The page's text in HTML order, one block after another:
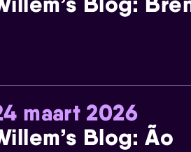
maart 2026
Blog: Ão